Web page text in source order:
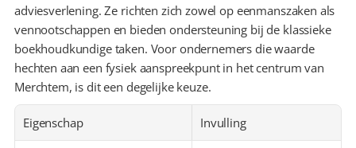
adviesverlening. Ze richten zich zowel op eenmanszaken als
vennootschappen en bieden ondersteuning bij de klassieke
boekhoudkundige taken. Voor ondernemers die waarde
hechten aan een fysiek aanspreekpunt in het centrum van
Merchtem, is dit een degelijke keuze.
Eigenschap Invulling